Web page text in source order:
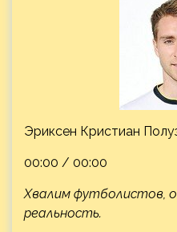
Эриксен Кристиан
00:00 / 00:00
Хвалим футболистов,
реальность.